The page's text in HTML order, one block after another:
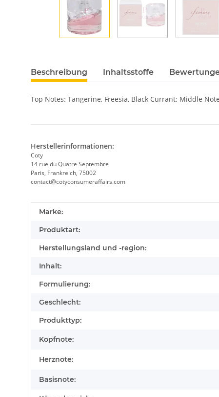
Beschreibung Inhaltsstoffe
Top Notes: Tangerine, Freesia, Black Currant: Middle
Herstellerinformationen:
Coty
14 rue du Quatre Septembre
Paris, Frankreich, 75002
contact@cotyconsumeraffairs.com
Produkteigenschaft
Wert
Marke:
Produktart:
Herstellungsland und -region:
Inhalt:
Formulierung:
Geschlecht:
Produkttyp:
Kopfnote:
Herznote:
Basisnote: